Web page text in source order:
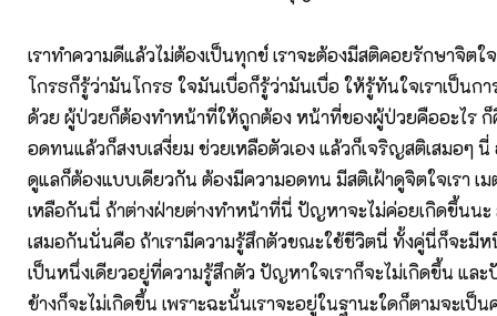
เราทำความดีแล้วไม่ต้องเป็นทุกข์ เราจะต้องมีสติคอยรักษาจิตใจ
โกรธก็รู้ว่ามันโกรธ ใจมันเบื่อก็รู้ว่ามันเบื่อ ให้รู้ทันใจเราเป็นก
ด้วย ผู้ป่วยก็ต้องทำหน้าที่ให้ถูกต้อง หน้าที่ของผู้ป่วยคืออะไร
อดทนแล้วก็สงบเสงี่ยม ช่วยเหลือตัวเอง แล้วก็เจริญสติเสมอๆ
ดูแลก็ต้องแบบเดียวกัน ต้องมีความอดทน มีสติเฝ้าดูจิตใจเรา เ
เหลือกันนี่ ถ้าต่างฝ่ายต่างทำหน้าที่นี่ ปัญหาจะไม่ค่อยเกิดขึ้นนะ
เสมอกันนั่นคือ ถ้าเรามีความรู้สึกตัวขณะใช้ชีวิตนี่ ทั้งคู่นี่ก็จะมีห
เป็นหนึ่งเดียวอยู่ที่ความรู้สึกตัว ปัญหาใจเราก็จะไม่เกิดขึ้น แ
ข้างก็จะไม่เกิดขึ้น เพราะฉะนั้นเราจะอยู่ในฐานะใดก็ตามจะเป็